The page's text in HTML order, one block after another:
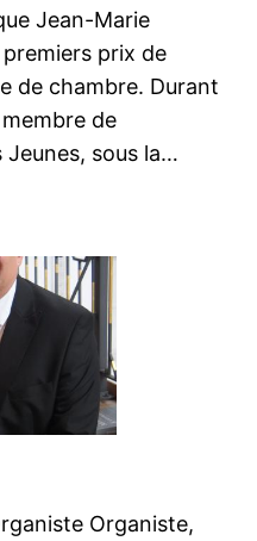
Jean-Marie
prix de
de chambre. Durant
de
Jeunes, sous la…
Organiste,